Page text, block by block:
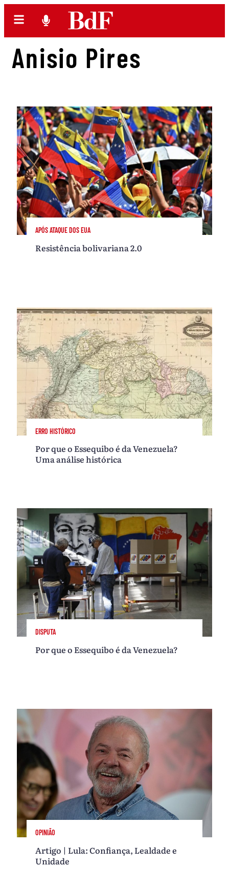
Anisio Pires
APÓS ATAQUE DOS EUA
Resistência bolivariana 2.0
ERRO HISTÓRICO
Por que o Essequibo é da Venezuela?
Uma análise histórica
DISPUTA
Por que o Essequibo é da Venezuela?
OPINIÃO
Artigo | Lula: Confiança, Lealdade e
Unidade